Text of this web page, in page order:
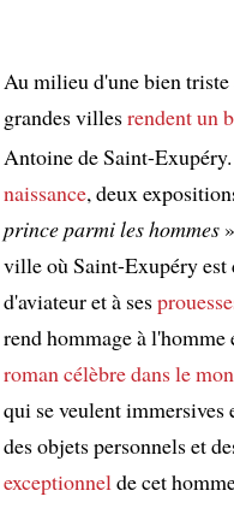
Au milieu d'une bien
grandes villesrendent un
Antoine de Saint-
naissance, deux
prince parmi les hommes »
ville où Saint-Exupéry est
d'aviateur et à ses
rend hommage à
roman célèbre dans le
qui se veulent immersives
des objets personnels et
exceptionnelde cet